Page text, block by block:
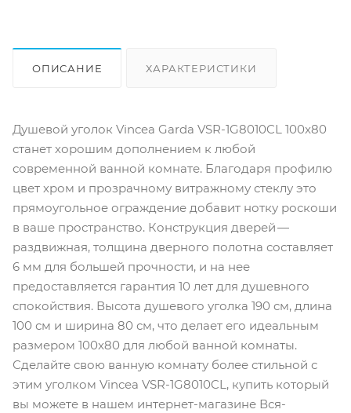
ОПИСАНИЕ ХАРАКТЕРИСТИКИ
Душевой уголок Vincea Garda VSR-1G8010CL 100x80
станет хорошим дополнением к любой
современной ванной комнате. Благодаря профилю
цвет хром и прозрачному витражному стеклу это
прямоугольное ограждение добавит нотку роскоши
в ваше пространство. Конструкция дверей —
раздвижная, толщина дверного полотна составляет
6 мм для большей прочности, и на нее
предоставляется гарантия 10 лет для душевного
спокойствия. Высота душевого уголка 190 см, длина
100 см и ширина 80 см, что делает его идеальным
размером 100x80 для любой ванной комнаты.
Сделайте свою ванную комнату более стильной с
этим уголком Vincea VSR-1G8010CL, купить который
вы можете в нашем интернет-магазине Вся-